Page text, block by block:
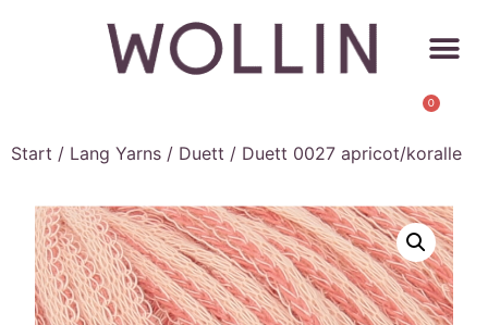
0
Start / Lang Yarns / Duett / Duett 0027 apricot/koralle